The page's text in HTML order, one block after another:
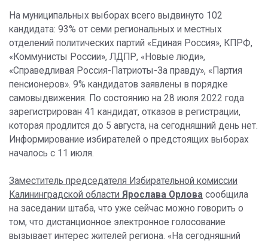
На муниципальных выборах всего выдвинуто 102
кандидата: 93% от семи региональных и местных
отделений политических партий «Единая Россия», КПРФ,
«Коммунисты России», ЛДПР, «Новые люди»,
«Справедливая Россия-Патриоты-За правду», «Партия
пенсионеров». 9% кандидатов заявлены в порядке
самовыдвижения. По состоянию на 28 июля 2022 года
зарегистрирован 41 кандидат, отказов в регистрации,
которая продлится до 5 августа, на сегодняшний день нет.
Информирование избирателей о предстоящих выборах
началось с 11 июля.
Заместитель председателя Избирательной комиссии
Калининградской области Ярослава Орлова сообщила
на заседании штаба, что уже сейчас можно говорить о
том, что дистанционное электронное голосование
вызывает интерес жителей региона. «На сегодняшний